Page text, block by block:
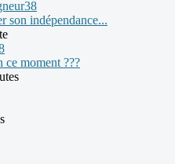
son indépendance...
ce moment ???